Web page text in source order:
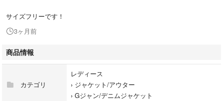
サイズフリーです！
3ヶ月前
商品情報
カテゴリ
レディース
› ジャケット/アウター
› Gジャン/デニムジャケット